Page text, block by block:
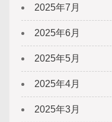
2025年7月
2025年6月
2025年5月
2025年4月
2025年3月